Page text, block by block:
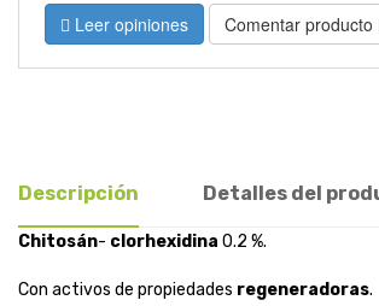
Leer opiniones Comentar producto
Descripción Detalles del
Chitosán- clorhexidina 0.2 %.
Con activos de propiedades regeneradoras.